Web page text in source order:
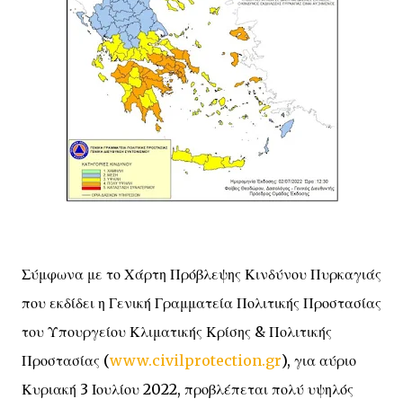
Σύμφωνα με το Χάρτη Πρόβλεψης Κινδύνου Πυρκαγιάς
που εκδίδει η Γενική Γραμματεία Πολιτικής Προστασίας
του Υπουργείου Κλιματικής Κρίσης & Πολιτικής
Προστασίας (www.civilprotection.gr), για αύριο
Κυριακή 3 Ιουλίου 2022, προβλέπεται πολύ υψηλός